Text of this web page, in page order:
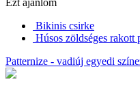
Bikinis csirke
Húsos zöldséges rakott
Patternize - vadiúj egyedi